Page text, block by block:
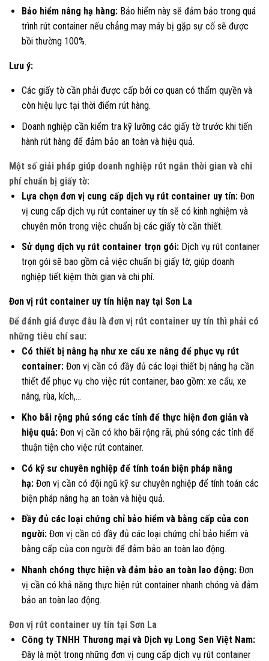
Bảo hiểm nâng hạ hàng:Bảo hiểm này sẽ đảm bảo trong quá
trình rút container nếu chẳng may máy bị gặp sự cố sẽ được
bồi thường 100%.
Lưu ý:
Các giấy tờ cần phải được cấp bởi cơ quan có thẩm quyền và
còn hiệu lực tại thời điểm rút hàng.
Doanh nghiệp cần kiểm tra kỹ lưỡng các giấy tờ trước khi tiến
hành rút hàng để đảm bảo an toàn và hiệu quả.
Một số giải pháp giúp doanh nghiệp rút ngắn thời gian và chi
phí chuẩn bị giấy tờ:
Lựa chọn đơn vị cung cấp dịch vụ rút container uy tín:Đơn
vị cung cấp dịch vụ rút container uy tín sẽ có kinh nghiệm và
chuyên môn trong việc chuẩn bị các giấy tờ cần thiết.
Sử dụng dịch vụ rút container trọn gói:Dịch vụ rút container
trọn gói sẽ bao gồm cả việc chuẩn bị giấy tờ, giúp doanh
nghiệp tiết kiệm thời gian và chi phí.
Đơn vị rút container uy tín hiện nay tại Sơn La
Để đánh giá được đâu là đơn vị rút container uy tín thì phải có
những tiêu chí sau:
Có thiết bị nâng hạ như xe cẩu xe nâng để phục vụ rút
container:Đơn vị cần có đầy đủ các loại thiết bị nâng hạ cần
thiết để phục vụ cho việc rút container, bao gồm: xe cẩu, xe
nâng, rùa, kích,…
Kho bãi rộng phủ sóng các tỉnh để thực hiện đơn giản và
hiệu quả:Đơn vị cần có kho bãi rộng rãi, phủ sóng các tỉnh để
thuận tiện cho việc rút container.
Có kỹ sư chuyên nghiệp để tính toán biện pháp nâng
hạ:Đơn vị cần có đội ngũ kỹ sư chuyên nghiệp để tính toán các
biện pháp nâng hạ an toàn và hiệu quả.
Đầy đủ các loại chứng chỉ bảo hiểm và bằng cấp của con
người:Đơn vị cần có đầy đủ các loại chứng chỉ bảo hiểm và
bằng cấp của con người để đảm bảo an toàn lao động.
Nhanh chóng thực hiện và đảm bảo an toàn lao động:Đơn
vị cần có khả năng thực hiện rút container nhanh chóng và đảm
bảo an toàn lao động.
Đơn vị rút container uy tín tại Sơn La
Công ty TNHH Thương mại và Dịch vụ Long Sen Việt Nam:
Đây là một trong những đơn vị cung cấp dịch vụ rút container